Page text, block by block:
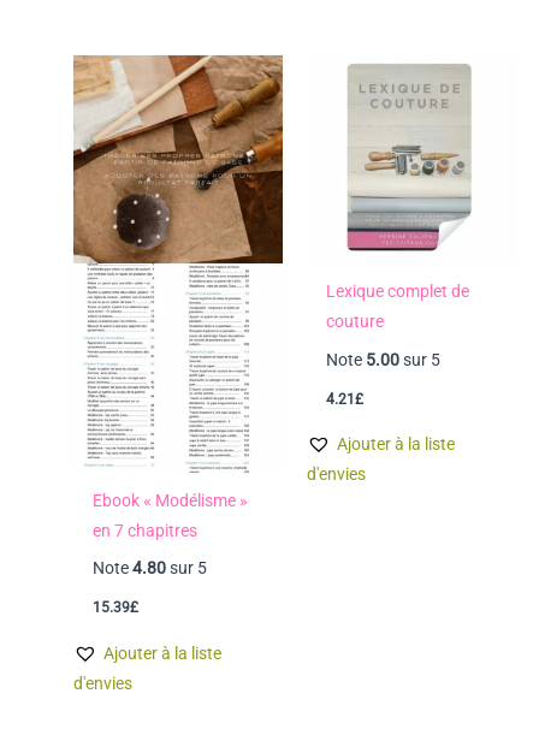
Ebook « Modélisme »
en 7 chapitres
Note4.80sur 5
15.39£
Ajouter à la liste
d'envies
Lexique complet de
couture
Note 5.00sur 5
4.21£
Ajouter à la liste
d'envies